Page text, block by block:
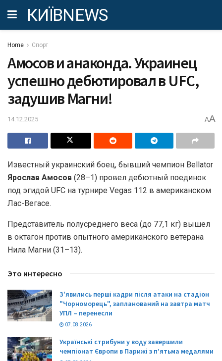
КИЇВNEWS
Home Спорт
Амосов и анаконда. Украинец
успешно дебютировал в UFC,
задушив Магни!
14.12.2025 AA
Известный украинский боец, бывший чемпион Bellator
Ярослав Амосов (28–1) провел дебютный поединок
под эгидой UFC на турнире Vegas 112 в американском
Лас-Вегасе.
Представитель полусреднего веса (до 77,1 кг) вышел
в октагон против опытного американского ветерана
Нила Магни (31–13).
Это интересно
З'явились перші кадри після атаки на стадіон
"Чорноморець", запланований на завтра матч
УПЛ – перенесли
07.08.2026
Українські стрибуни у воду завершили
чемпіонат Європи в Парижі з п’ятьма медалями